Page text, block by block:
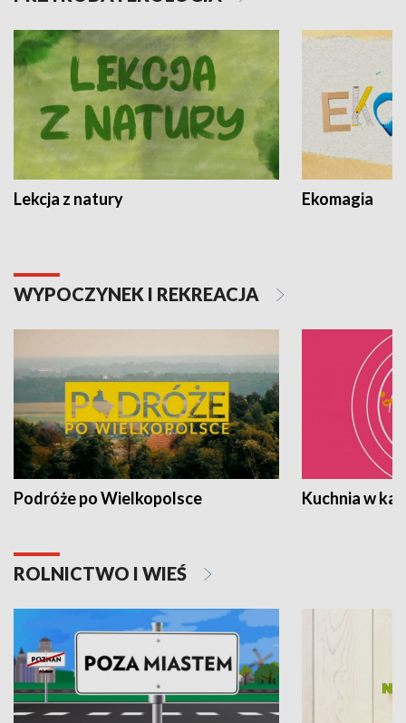
Lekcja z natury Ekomagia
WYPOCZYNEK I REKREACJA
Podróże po Wielkopolsce Kuchnia w
ROLNICTWO I WIEŚ